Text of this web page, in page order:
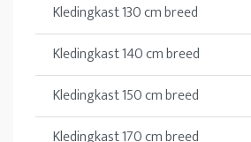
Kledingkast 130 cm breed
Kledingkast 140 cm breed
Kledingkast 150 cm breed